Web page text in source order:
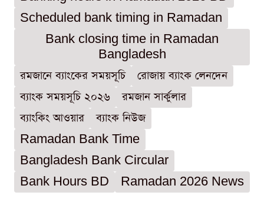
Scheduled bank timing in Ramadan
Bank closing time in Ramadan
Bangladesh
রমজানে ব্যাংকের সময়সূচি
রোজায় ব্যাংক লেনদেন
ব্যাংক সময়সূচি ২০২৬
রমজান সার্কুলার
ব্যাংকিং আওয়ার
ব্যাংক নিউজ
Ramadan Bank Time
Bangladesh Bank Circular
Bank Hours BD
Ramadan 2026 News